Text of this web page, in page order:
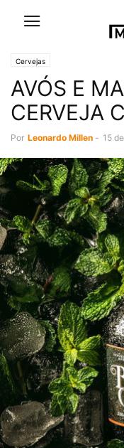
Cervejas
AVÓS E
CERVEJA
Por Leonardo Millen - 15